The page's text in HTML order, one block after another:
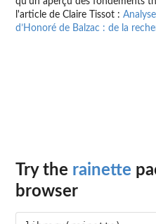
l'article de Claire Tissot :
d’Honoré de Balzac : de la
Try the rainette
browser